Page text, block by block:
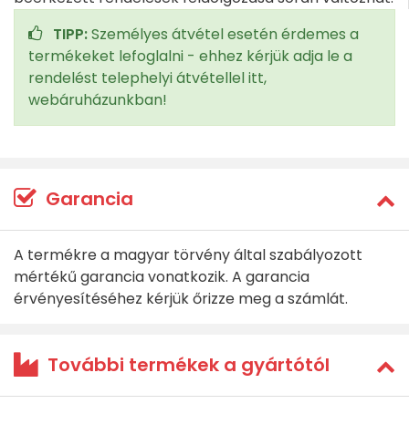
TIPP:Személyes átvétel esetén érdemes a
termékeket lefoglalni - ehhez kérjük adja le a
rendelést telephelyi átvétellel itt,
webáruházunkban!
Garancia
A termékre a magyar törvény által szabályozott
mértékű garancia vonatkozik. A garancia
érvényesítéséhez kérjük őrizze meg a számlát.
További termékek a gyártótól